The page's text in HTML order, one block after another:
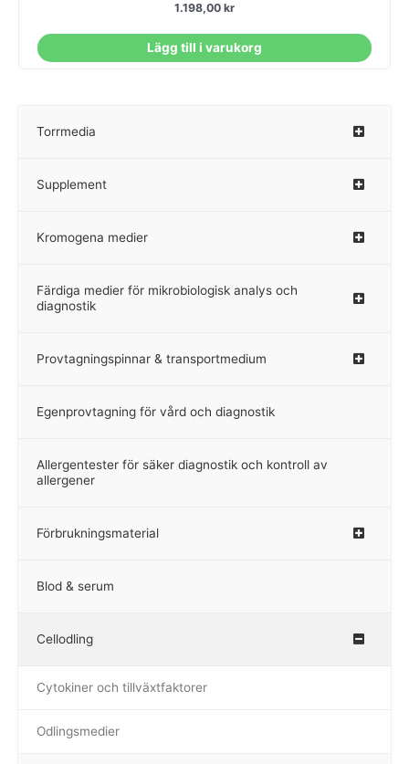
1.198,00 kr
Lägg till i varukorg
Torrmedia
–
Supplement
–
Kromogena medier
–
Färdiga medier för mikrobiologisk analys och
diagnostik
Provtagningspinnar & transportmedium
–
Egenprovtagning för vård och diagnostik
–
Allergentester för säker diagnostik och kontroll av
allergener
–
Förbrukningsmaterial
Blod & serum
Cellodling
–
Cytokiner och tillväxtfaktorer
Odlingsmedier